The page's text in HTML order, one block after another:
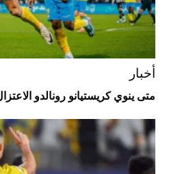
أفضل تدريج للشعر الطويل
أخبار
متى ينوي كريستيانو رونالدو